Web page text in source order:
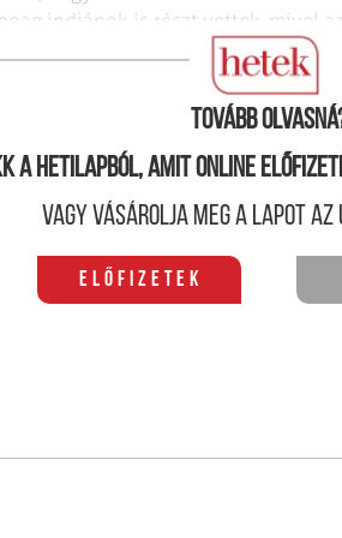
indiánok is részt vettek, mivel
Tovább
a hetilapból, amit online
Vagy vásárolja meg a lapot
Előfizetek